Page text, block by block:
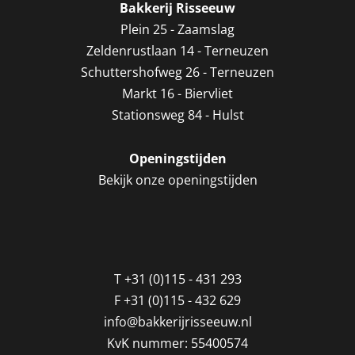
Bakkerij Risseeuw
Plein 25 - Zaamslag
Zeldenrustlaan 14 - Terneuzen
Schuttershofweg 26 - Terneuzen
Markt 16 - Biervliet
Stationsweg 84 - Hulst
Openingstijden
Bekijk onze openingstijden
T+31 (0)115 - 431 293
F+31 (0)115 - 432 629
info@bakkerijrisseeuw.nl
KvK nummer: 55400574